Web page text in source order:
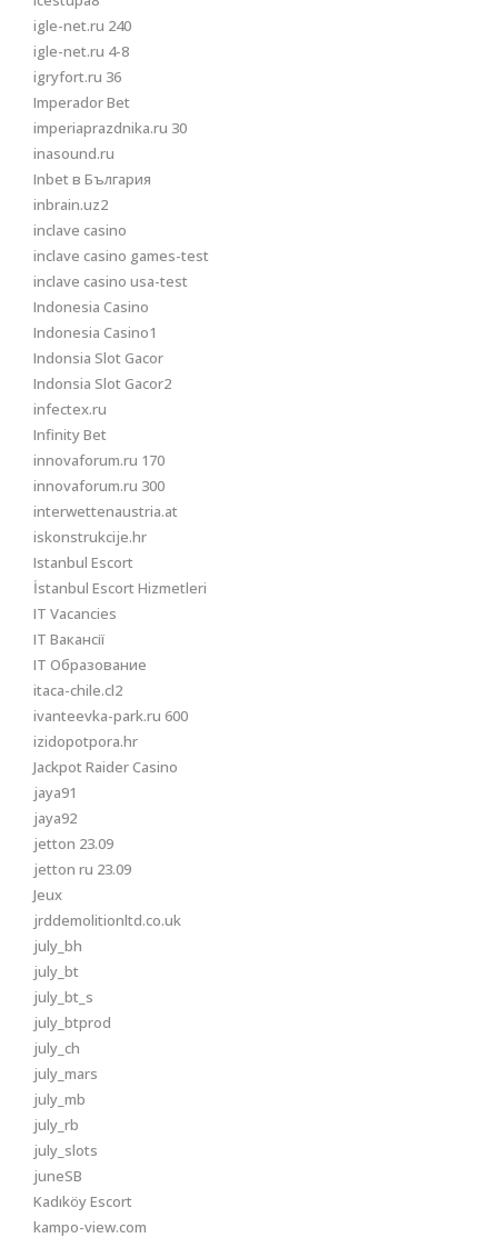
igle-net.ru 240
igle-net.ru 4-8
igryfort.ru 36
Imperador Bet
imperiaprazdnika.ru 30
inasound.ru
Inbet в България
inbrain.uz2
inclave casino
inclave casino games-test
inclave casino usa-test
Indonesia Casino
Indonesia Casino1
Indonsia Slot Gacor
Indonsia Slot Gacor2
infectex.ru
Infinity Bet
innovaforum.ru 170
innovaforum.ru 300
interwettenaustria.at
iskonstrukcije.hr
Istanbul Escort
İstanbul Escort Hizmetleri
IT Vacancies
IT Вакансії
IT Образование
itaca-chile.cl2
ivanteevka-park.ru 600
izidopotpora.hr
Jackpot Raider Casino
jaya91
jaya92
jetton 23.09
jetton ru 23.09
Jeux
jrddemolitionltd.co.uk
july_bh
july_bt
july_bt_s
july_btprod
july_ch
july_mars
july_mb
july_rb
july_slots
juneSB
Kadıköy Escort
kampo-view.com